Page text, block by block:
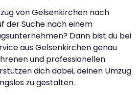
von Gelsenkirchen nach
der Suche nach einem
Dann bist du bei
aus Gelsenkirchen genau
und professionellen
dich dabei, deinen Umzug
zu gestalten.